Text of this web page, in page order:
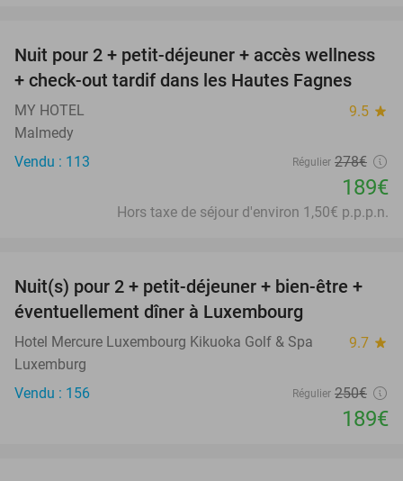
32%
Nuit pour 2 + petit-déjeuner + accès wellness
+ check-out tardif dans les Hautes Fagnes
MY HOTEL 9.5 star
Malmedy
Vendu : 113
Régulier 278€
189€
Hors taxe de séjour d'environ 1,50€ p.p.p.n.
24%
Nuit(s) pour 2 + petit-déjeuner + bien-être +
éventuellement dîner à Luxembourg
Hotel Mercure Luxembourg Kikuoka Golf & Spa 9.7 star
Luxemburg
Vendu : 156
Régulier 250€
189€